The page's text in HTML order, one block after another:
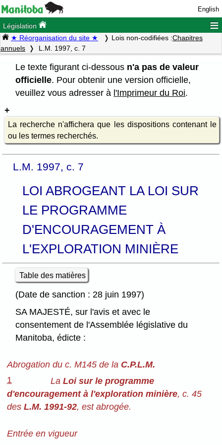
English
Législation ≡
★ Réorganisation du site ★ Lois non-codifiées :Chapitres
annuels
L.M. 1997, c. 7
Le texte figurant ci-dessous n'a pas de valeur
officielle. Pour obtenir une version officielle,
veuillez vous adresser à l'Imprimeur du Roi.
La recherche n'affichera que les dispositions contenant le
ou les termes recherchés.
L.M. 1997, c. 7
LOI ABROGEANT LA LOI SUR
LE PROGRAMME
D'ENCOURAGEMENT À
L'EXPLORATION MINIÈRE
Table des matières
(Date de sanction : 28 juin 1997)
SA MAJESTÉ, sur l'avis et avec le
consentement de l'Assemblée législative du
Manitoba, édicte :
Abrogation du c. M145 de la C.P.L.M.
1
La Loi sur le programme
d'encouragement à l'exploration minière, c. 45
des L.M. 1991-92, est abrogée.
Entrée en vigueur